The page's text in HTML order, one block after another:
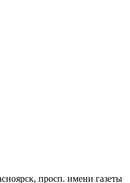
просп. имени газеты